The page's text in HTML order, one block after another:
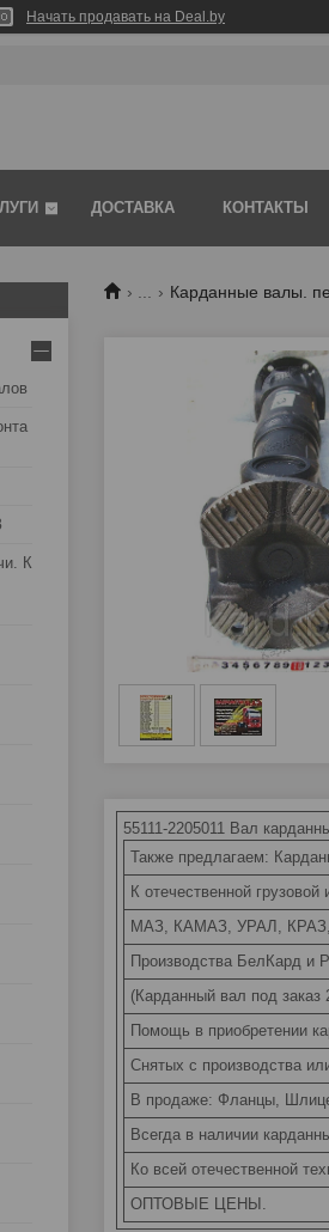
Начать продавать на Deal.by
ДОСТАВКА КОНТАКТЫ
... Карданные валы.
55111-2205011 Вал
Также предлагаем:
К отечественной грузовой
МАЗ, КАМАЗ, УРАЛ,
Производства БелКард и
(Карданный вал под заказ
Помощь в приобретении
Снятых с производства
В продаже: Фланцы,
Всегда в наличии
Ко всей отечественной
ОПТОВЫЕ ЦЕНЫ.
К